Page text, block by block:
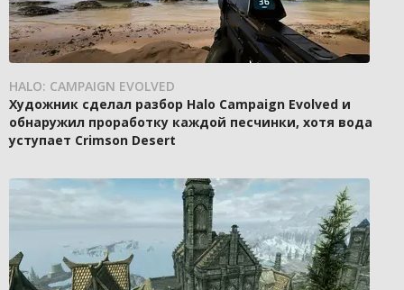
HALO: CAMPAIGN EVOLVED
Художник сделал разбор Halo Campaign Evolved и
обнаружил проработку каждой песчинки, хотя вода
уступает Crimson Desert